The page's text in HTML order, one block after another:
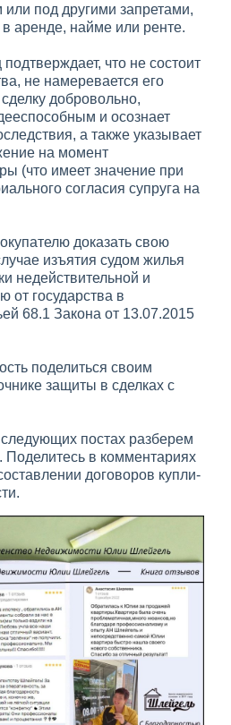
или под другими запретами,
аренде, найме или ренте.
что не состоит
не намеревается его
добровольно,
и осознает
а также указывает
на момент
(что имеет значение при
согласия супруга на
доказать свою
изъятия судом жилья
недействительной и
от государства в
68.1 Закона от 13.07.2015
поделиться своим
защиты в сделках с
постах разберем
в комментариях
договоров купли-